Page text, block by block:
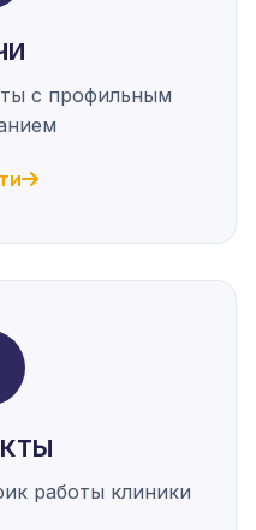
с профильным
работы клиники